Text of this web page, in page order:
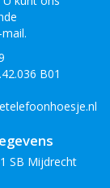
B01
SB Mijdrecht